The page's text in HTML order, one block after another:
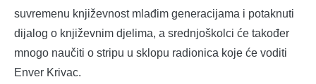
suvremenu književnost mlađim generacijama i potaknuti
dijalog o književnim djelima, a srednjoškolci će također
mnogo naučiti o stripu u sklopu radionica koje će voditi
Enver Krivac.